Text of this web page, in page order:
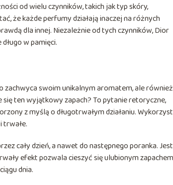
od wielu czynników, takich jak typ skóry,
że każde perfumy działają inaczej na różnych
dla innej. Niezależnie od tych czynników, Dior
w pamięci.
swoim unikalnym aromatem, ale również
się ten wyjątkowy zapach? To pytanie retoryczne,
z myślą o długotrwałym działaniu.
trwałe.
cały dzień, a nawet do następnego poranka.
efekt pozwala cieszyć się ulubionym zapachem
dnia.